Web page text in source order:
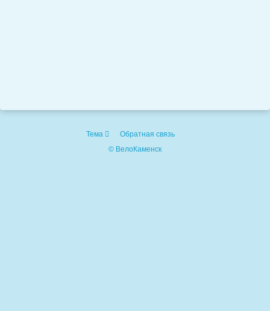
Тема
Обратная связь
© ВелоКаменск